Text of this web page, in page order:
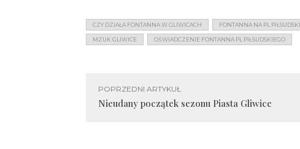
CZY DZIAŁA FONTANNA W GLIWICACH FONTANNA NA PL
MZUK GLIWICE OŚWIADCZENIE FONTANNA PL PIŁSUDSKIEGO
POPRZEDNI ARTYKUŁ
Nieudany początek sezonu Piasta Gliwice